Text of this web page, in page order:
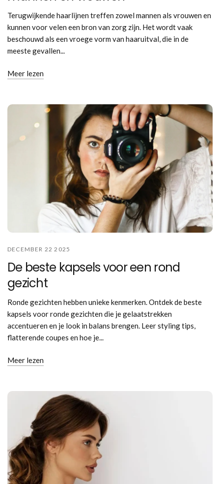
Terugwijkende haarlijnen treffen zowel mannen als vrouwen en
kunnen voor velen een bron van zorg zijn. Het wordt vaak
beschouwd als een vroege vorm van haaruitval, die in de
meeste gevallen...
Meer lezen
DECEMBER 22 2025
De beste kapsels voor een rond
gezicht
Ronde gezichten hebben unieke kenmerken. Ontdek de beste
kapsels voor ronde gezichten die je gelaatstrekken
accentueren en je look in balans brengen. Leer styling tips,
flatterende coupes en hoe je...
Meer lezen